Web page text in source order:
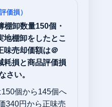
価損）
卸数量150個・
地棚卸をしたとこ
味売却価額は＠
耗損と商品評価損
さい。
個から145個へ
340円から正味売